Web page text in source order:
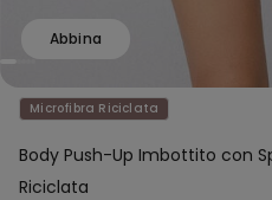
Abbina
Microfibra Riciclata
Body Push-Up Imbottito con
Riciclata